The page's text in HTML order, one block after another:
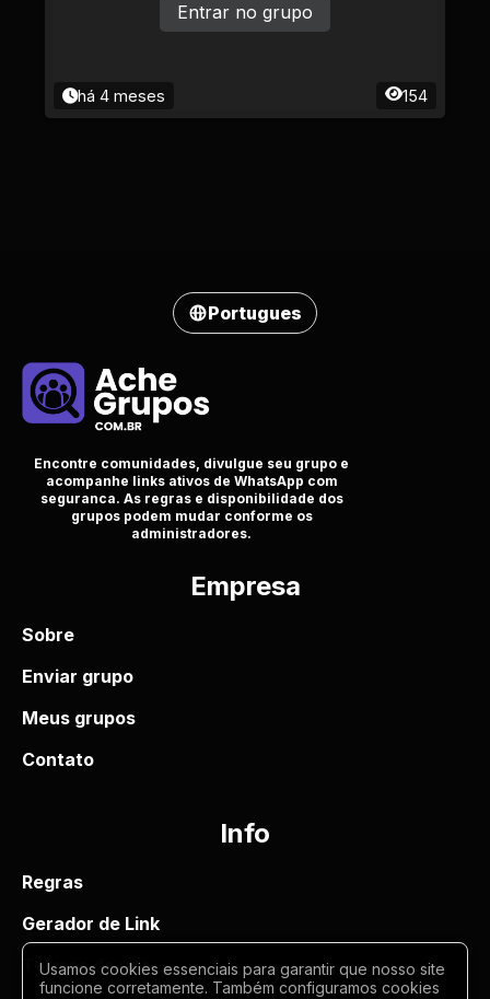
há 4 meses 154
Entrar no grupo
Portugues
Encontre comunidades, divulgue seu grupo e
acompanhe links ativos de WhatsApp com
seguranca. As regras e disponibilidade dos
grupos podem mudar conforme os
administradores.
Empresa
Sobre
Enviar grupo
Meus grupos
Contato
Info
Regras
Gerador de Link
Termos de uso
Usamos cookies essenciais para garantir que nosso site
funcione corretamente. Também configuramos cookies